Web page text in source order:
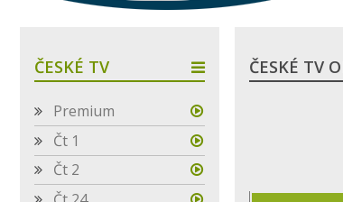
ČESKÉ TV
Premium
Čt 1
Čt 2
ČESKÉ TV